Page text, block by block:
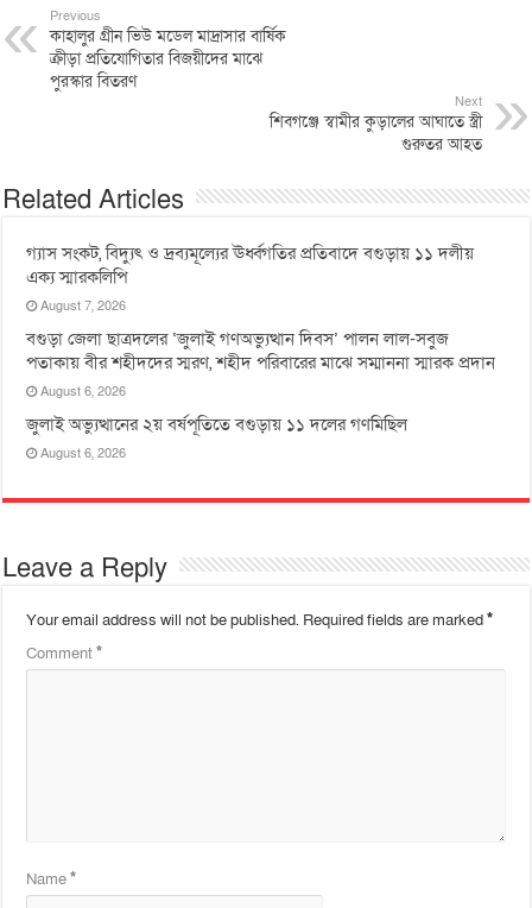
Previous
কাহালুর গ্রীন ভিউ মডেল মাদ্রাসার বার্ষিক
ক্রীড়া প্রতিযোগিতার বিজয়ীদের মাঝে
পুরস্কার বিতরণ
Next
শিবগঞ্জে স্বামীর কুড়ালের আঘাতে স্ত্রী
গুরুতর আহত
Related Articles
গ্যাস সংকট, বিদ্যুৎ ও দ্রব্যমূল্যের ঊর্ধ্বগতির প্রতিবাদে বগুড়ায় ১১ দলীয়
এক্য স্মারকলিপি
August 7, 2026
বগুড়া জেলা ছাত্রদলের ‘জুলাই গণঅভ্যুত্থান দিবস’ পালন লাল-সবুজ
পতাকায় বীর শহীদদের স্মরণ, শহীদ পরিবারের মাঝে সম্মাননা স্মারক প্রদান
August 6, 2026
জুলাই অভ্যুত্থানের ২য় বর্ষপূতিতে বগুড়ায় ১১ দলের গণমিছিল
August 6, 2026
Leave a Reply
Your email address will not be published. Required fields are marked*
Comment*
Name*